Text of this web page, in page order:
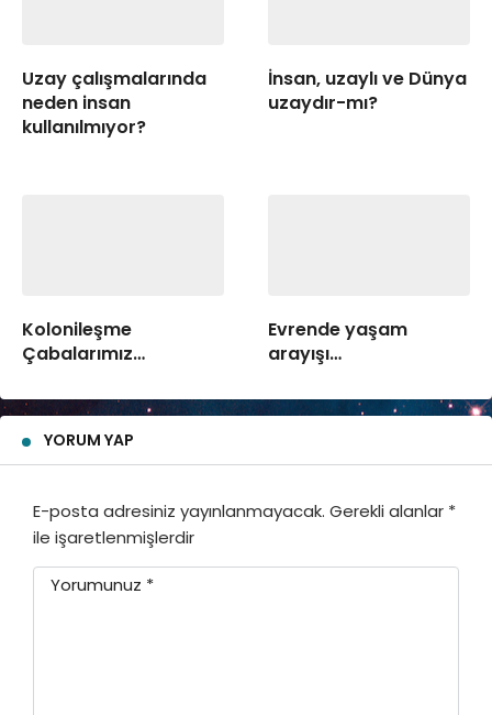
Uzay çalışmalarında
neden insan
kullanılmıyor?
İnsan, uzaylı ve Dünya
uzaydır-mı?
Kolonileşme
Çabalarımız…
Evrende yaşam
arayışı…
YORUM YAP
E-posta adresiniz yayınlanmayacak. Gerekli alanlar *
ile işaretlenmişlerdir
Yorumunuz *